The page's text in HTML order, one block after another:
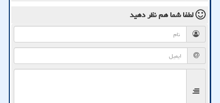
لطفا شما همنظر دهید